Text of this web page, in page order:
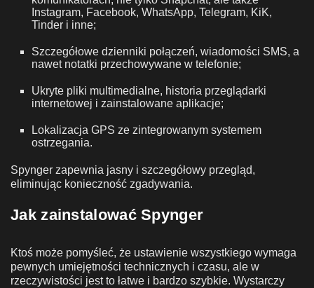
Instagram, Facebook, WhatsApp, Telegram, KiK,
Tinder i inne;
Szczegółowe dzienniki połączeń, wiadomości SMS, a
nawet notatki przechowywane w telefonie;
Ukryte pliki multimedialne, historia przeglądarki
internetowej i zainstalowane aplikacje;
Lokalizacja GPS ze zintegrowanym systemem
ostrzegania.
Spynger zapewnia jasny i szczegółowy przegląd,
eliminując konieczność zgadywania.
Jak zainstalować Spynger
Ktoś może pomyśleć, że ustawienie wszystkiego wymaga
pewnych umiejętności technicznych i czasu, ale w
rzeczywistości jest to łatwe i bardzo szybkie. Wystarczy